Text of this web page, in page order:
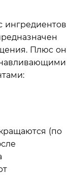
ингредиентов
Плюс он
(по